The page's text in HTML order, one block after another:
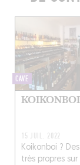
CAVE
15 JUIL. 2022
Koikonboi ?
très propres sur